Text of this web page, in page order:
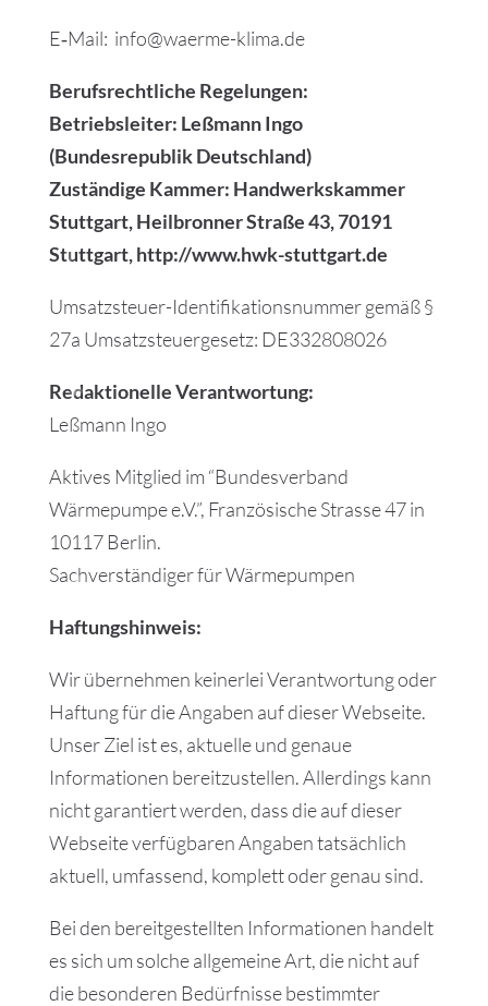
E‑Mail: info@waerme-klima.de
Berufsrechtliche Regelungen:
Betriebsleiter: Leßmann Ingo
(Bundesrepublik Deutschland)
Zuständige Kammer: Handwerkskammer
Stuttgart, Heilbronner Straße 43, 70191
Stuttgart, http://www.hwk-stuttgart.de
Umsatzsteuer-Identifikationsnummer gemäß §
27a Umsatzsteuergesetz: DE332808026
Redaktionelle Verantwortung:
Leßmann Ingo
Aktives Mitglied im “Bundesverband
Wärmepumpe e.V.”, Französische Strasse 47 in
10117 Berlin.
Sachverständiger für Wärmepumpen
Haftungshinweis:
Wir übernehmen keinerlei Verantwortung oder
Haftung für die Angaben auf dieser Webseite.
Unser Ziel ist es, aktuelle und genaue
Informationen bereitzustellen. Allerdings kann
nicht garantiert werden, dass die auf dieser
Webseite verfügbaren Angaben tatsächlich
aktuell, umfassend, komplett oder genau sind.
Bei den bereitgestellten Informationen handelt
es sich um solche allgemeine Art, die nicht auf
die besonderen Bedürfnisse bestimmter